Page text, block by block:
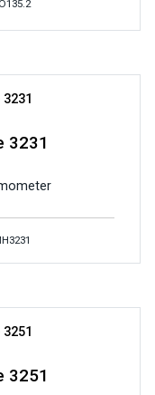
3231
3251